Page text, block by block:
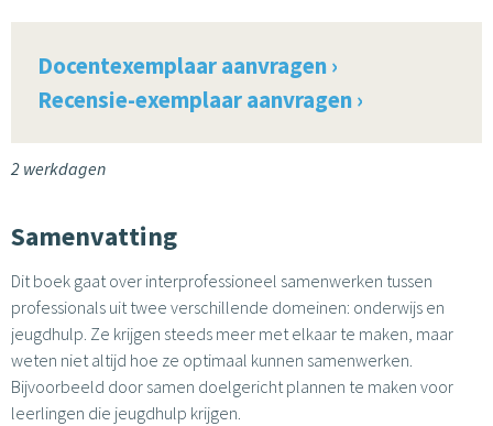
Docentexemplaar aanvragen ›
Recensie-exemplaar aanvragen ›
2 werkdagen
Samenvatting
Dit boek gaat over interprofessioneel samenwerken tussen
professionals uit twee verschillende domeinen: onderwijs en
jeugdhulp. Ze krijgen steeds meer met elkaar te maken, maar
weten niet altijd hoe ze optimaal kunnen samenwerken.
Bijvoorbeeld door samen doelgericht plannen te maken voor
leerlingen die jeugdhulp krijgen.